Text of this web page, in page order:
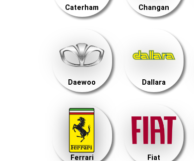
Caterham Changan
Daewoo Dallara
Ferrari Fiat